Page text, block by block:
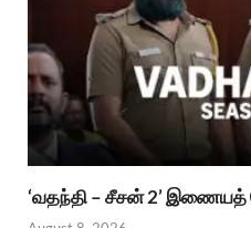
‘வதந்தி – சீசன் 2’